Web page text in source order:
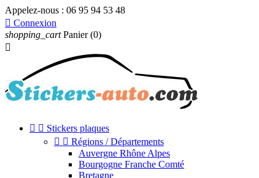
Appelez-nous : 06 95 94 53 48
 Connexion
shopping_cart Panier (0)

  Stickers plaques
  Régions / Départements
Auvergne Rhône Alpes
Bourgogne Franche Comté
Bretagne